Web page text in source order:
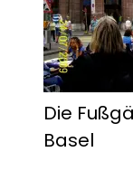
Die
Basel